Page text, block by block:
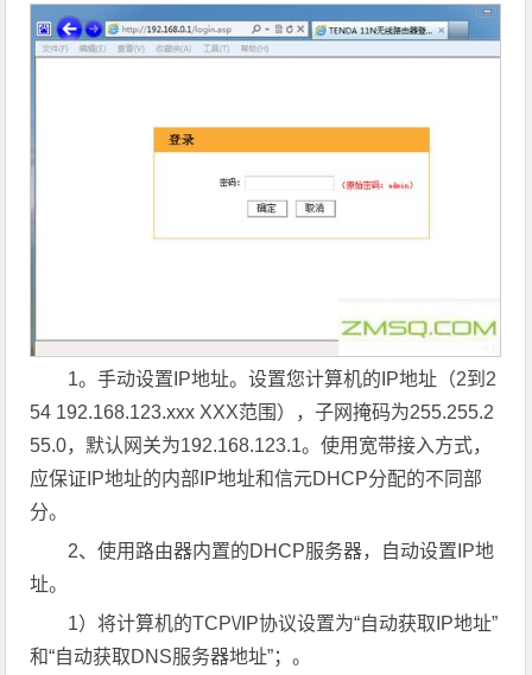
1。手动设置IP地址。设置您计算机的IP地址（2到2
54 192.168.123.xxx XXX范围），子网掩码为255.255.2
55.0，默认网关为192.168.123.1。使用宽带接入方式，
应保证IP地址的内部IP地址和信元DHCP分配的不同部
分。
2、使用路由器内置的DHCP服务器，自动设置IP地
址。
1）将计算机的TCP\/IP协议设置为“自动获取IP地址”
和“自动获取DNS服务器地址”；。